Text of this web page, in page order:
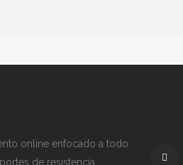
online enfocado a todo
de resistencia.